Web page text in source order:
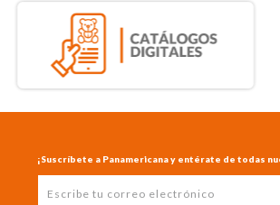
¡Suscríbete a Panamericana y entérate de todas